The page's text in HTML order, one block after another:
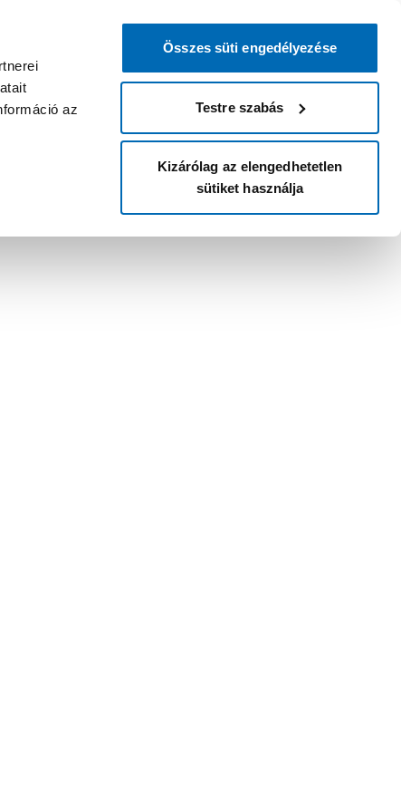
az
Összes süti engedélyezése
Testre szabás
Kizárólag az elengedhetetlen
sütiket használja